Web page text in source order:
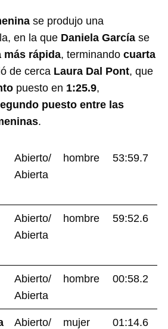
se produjo una
en la que Daniela Garcíase
más rápida, terminando cuarta
de cerca Laura Dal Pont, que
puesto en 1:25.9,
puesto entre las
.
Abierto/
Abierta
hombre 53:59.7
Abierto/
Abierta
hombre 59:52.6
Abierto/
Abierta
hombre 00:58.2
Abierto/
mujer 01:14.6